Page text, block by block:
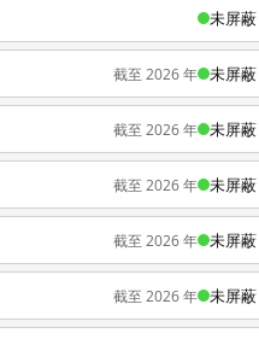
未屏蔽
截至 2026 年 未屏蔽
截至 2026 年 未屏蔽
截至 2026 年 未屏蔽
截至 2026 年 未屏蔽
截至 2026 年 未屏蔽